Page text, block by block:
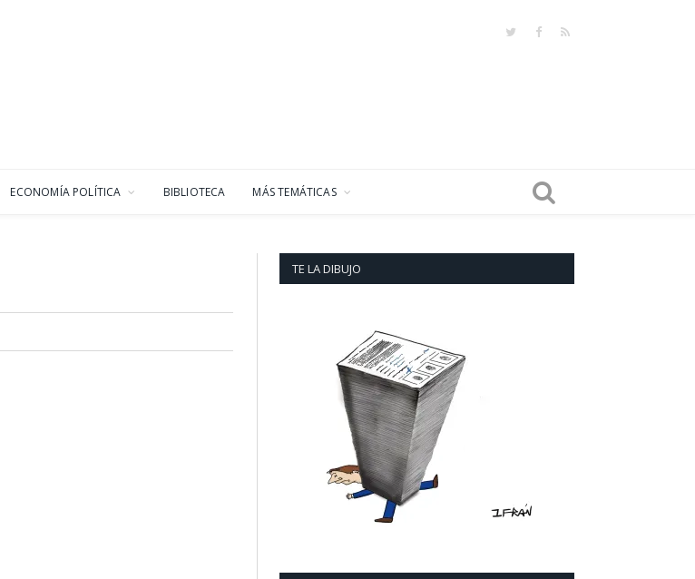
TwitterFacebook
RSS
ECONOMÍA POLÍTICA BIBLIOTECA MÁS TEMÁTICAS
TE LA DIBUJO